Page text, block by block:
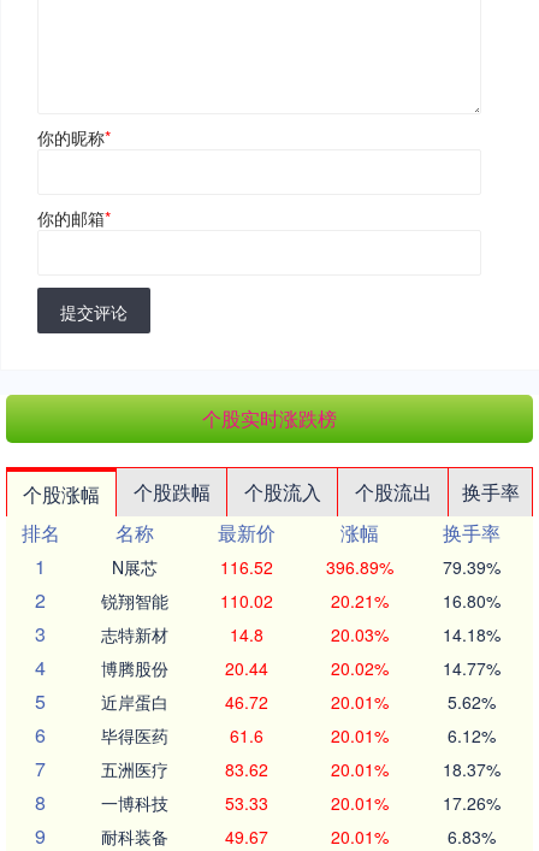
你的昵称*
你的邮箱*
提交评论
个股实时涨跌榜
个股涨幅 个股跌幅 个股流入 个股流出
换手率
排名
名称 最新价 涨幅
换手率
1
N展芯 116.52 396.89% 79.39%
2 锐翔智能 110.02 20.21% 16.80%
3 志特新材 14.8 20.03% 14.18%
4 博腾股份 20.44 20.02% 14.77%
5 近岸蛋白 46.72 20.01% 5.62%
6 毕得医药 61.6 20.01% 6.12%
7 五洲医疗 83.62 20.01% 18.37%
8 一博科技 53.33 20.01% 17.26%
9 耐科装备 49.67 20.01% 6.83%